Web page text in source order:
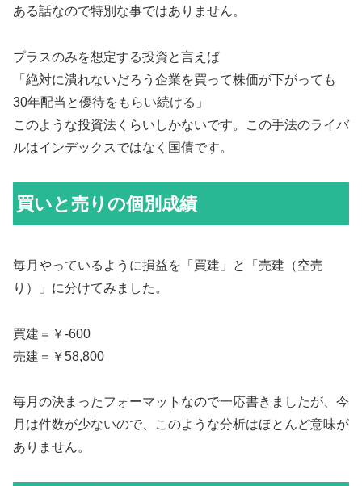
ある話なので特別な事ではありません。
プラスのみを想定する投資と言えば
「絶対に潰れないだろう企業を買って株価が下がっても
30年配当と優待をもらい続ける」
このような投資法くらいしかないです。この手法のライバ
ルはインデックスではなく国債です。
買いと売りの個別成績
毎月やっているように損益を「買建」と「売建（空売
り）」に分けてみました。
買建＝￥-600
売建＝￥58,800
毎月の決まったフォーマットなので一応書きましたが、今
月は件数が少ないので、このような分析はほとんど意味が
ありません。